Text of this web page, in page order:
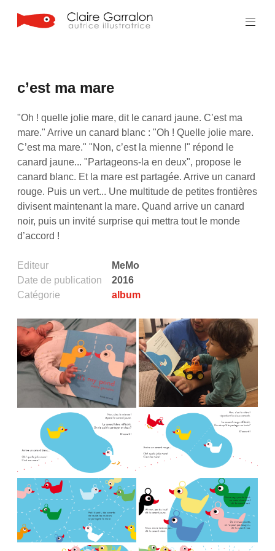
au
c’est ma mare
"Oh ! quelle jolie mare, dit le canard jaune. C’est ma
mare." Arrive un canard blanc : "Oh ! Quelle jolie mare.
C’est ma mare." "Non, c’est la mienne !" répond le
canard jaune... "Partageons-la en deux", propose le
canard blanc. Et la mare est partagée. Arrive un canard
rouge. Puis un vert... Une multitude de petites frontières
divisent maintenant la mare. Quand arrive un canard
noir, puis un invité surprise qui mettra tout le monde
d’accord !
Editeur
MeMo
Date de publication
2016
Catégorie
album